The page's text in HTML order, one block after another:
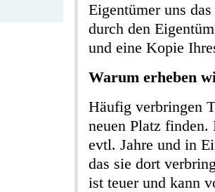
Eigentümer uns
durch den
und eine Kopie
Warum erheben
Häufig verbringen
neuen Platz finden.
evtl. Jahre und in
das sie dort
ist teuer und kann